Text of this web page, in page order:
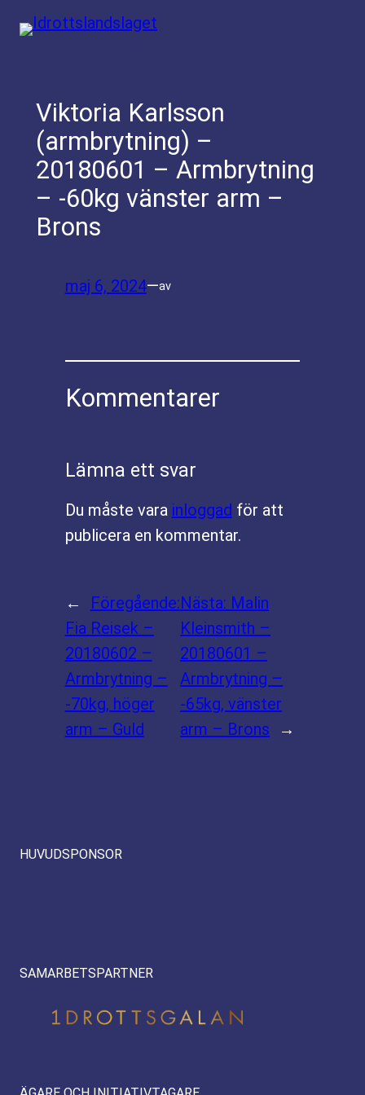
Hoppa
Viktoria Karlsson
(armbrytning) –
20180601 – Armbrytning
– -60kg vänster arm –
Brons
maj 6, 2024—av
Kommentarer
Lämna ett svar
Du måste vara inloggad för att
publicera en kommentar.
←
Föregående:
Fia Reisek –
20180602 –
Armbrytning –
-70kg, höger
arm – Guld
Nästa: Malin
Kleinsmith –
20180601 –
Armbrytning –
-65kg, vänster
arm – Brons
→
HUVUDSPONSOR
SAMARBETSPARTNER